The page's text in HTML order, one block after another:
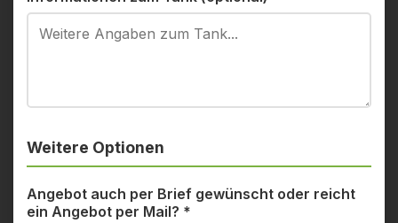
Weitere Optionen
Angebot auch per Brief gewünscht oder reicht
ein Angebot per Mail? *